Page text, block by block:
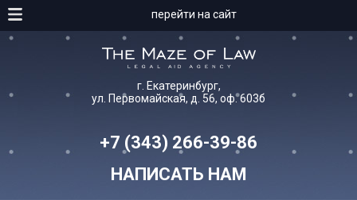
перейти на сайт
г. Екатеринбург,
ул. Первомайская, д. 56, оф. 603б
+7 (343) 266-39-86
НАПИСАТЬ НАМ